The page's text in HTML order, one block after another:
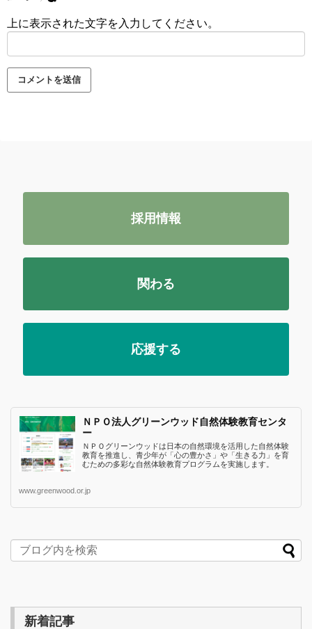
上に表示された文字を入力してください。
採用情報
関わる
応援する
ＮＰＯ法人グリーンウッド自然体験教育センタ
ー
ＮＰＯグリーンウッドは日本の自然環境を活用した自然体験
教育を推進し、青少年が「心の豊かさ」や「生きる力」を育
むための多彩な自然体験教育プログラムを実施します。
www.greenwood.or.jp
新着記事